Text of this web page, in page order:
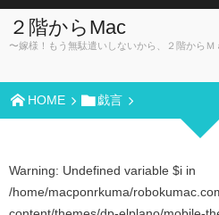
２階からMac
〜嫁様！もう無駄遣いしないから、２階からＭ
HOME 戯言
Warning: Undefined variable $i in
/home/macponrkuma/